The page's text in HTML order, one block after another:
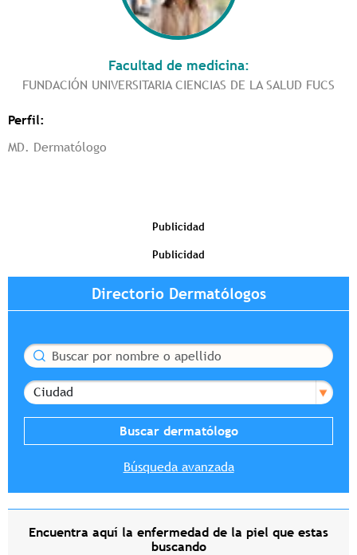
Facultad de medicina:
FUNDACIÓN UNIVERSITARIA CIENCIAS DE LA SALUD FUCS
Perfil:
MD. Dermatólogo
Publicidad
Publicidad
Directorio Dermatólogos
Buscar
Ciudad
Búsqueda avanzada
Encuentra aquí la enfermedad de la piel que estas
buscando